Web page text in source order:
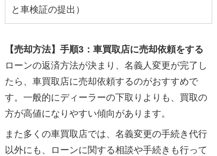
と車検証の提出）
【売却方法】手順3：車買取店に売却依頼をする
ローンの返済方法が決まり、名義人変更が完了し
たら、車買取店に売却依頼するのがおすすめで
す。一般的にディーラーの下取りよりも、買取の
方が高値になりやすい傾向があります。
また多くの車買取店では、名義変更の手続き代行
以外にも、ローンに関する相談や手続きも行って